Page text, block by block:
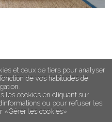
et ceux de tiers pour analyser
de vos habitudes de
les cookies en cliquant sur
ou pour refuser les
«Gérer les cookies»